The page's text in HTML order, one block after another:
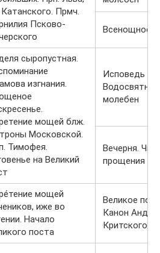
Катанского. Прмч.
Псково-
Всенощное
сыропустная.
изгнания.
мощей блж.
Московской.
Тимофея.
на Великий
Исповедь
Водосвятный
молебен
Вечерня. Чин
прощения
мощей
иже во
Начало
поста
Великое
Канон
Критского